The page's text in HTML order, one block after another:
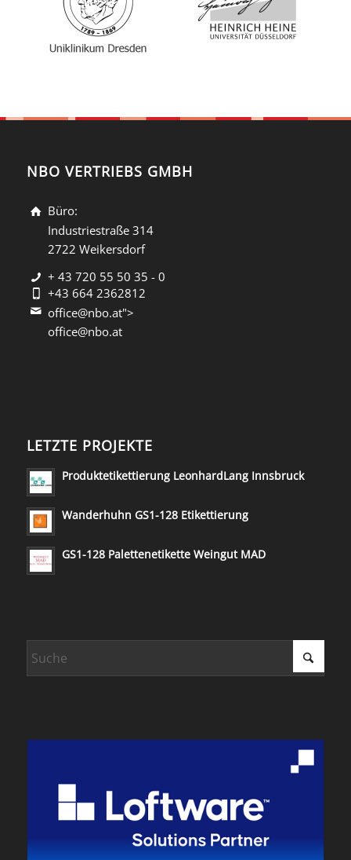
NBO VERTRIEBS GMBH
Büro:
Industriestraße 314
2722 Weikersdorf
+ 43 720 55 50 35 - 0
+43 664 2362812
office@nbo.at">
office@nbo.at
LETZTE PROJEKTE
Produktetikettierung LeonhardLang Innsbruck
Wanderhuhn GS1-128 Etikettierung
GS1-128 Palettenetikette Weingut MAD